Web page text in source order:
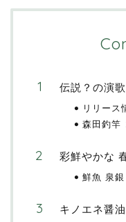
伝説？の演
リリース
森田釣竿
彩鮮やかな
鮮魚 泉
キノエネ醤